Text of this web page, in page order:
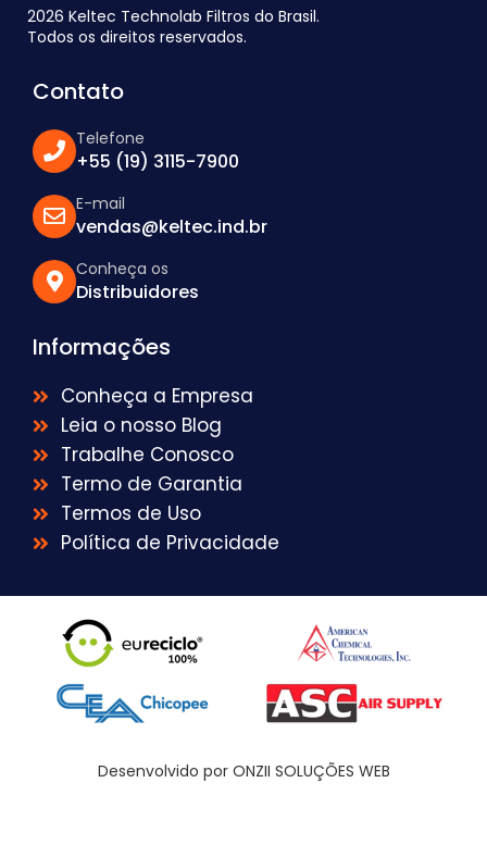
2026 Keltec Technolab Filtros do Brasil.
Todos os direitos reservados.
Contato
Telefone
+55 (19) 3115-7900
E-mail
vendas@keltec.ind.br
Conheça os
Distribuidores
Informações
Conheça a Empresa
Leia o nosso Blog
Trabalhe Conosco
Termo de Garantia
Termos de Uso
Política de Privacidade
Desenvolvido por ONZII SOLUÇÕES WEB